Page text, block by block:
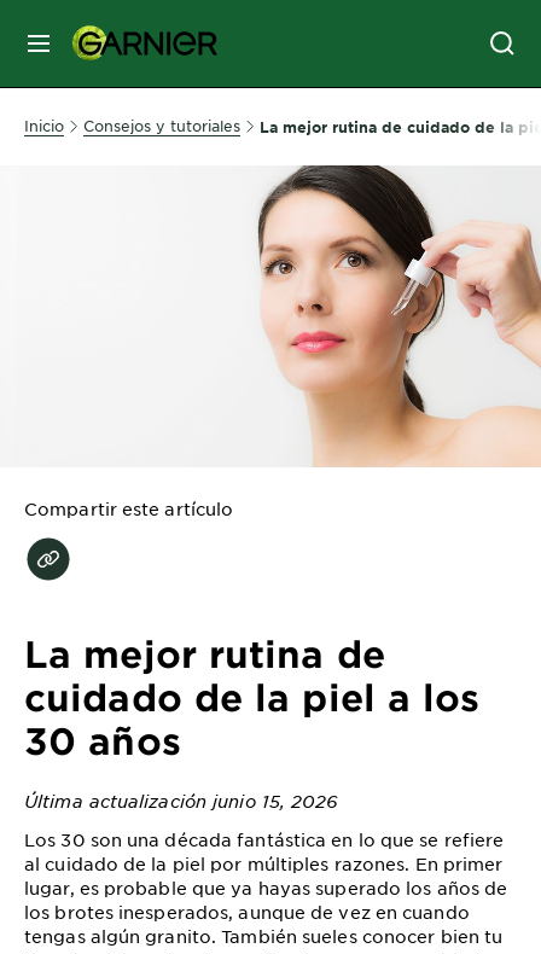
MENÚ
SKIN
TOOLS
EXPLORE
Garnier
Key
Ingredients
Beauty
Garnier
Offers
Cruelty
Inicio Consejos y tutoriales La mejor rutina de cuidado de la
Compartir este artículo
La mejor rutina de
cuidado de la piel a los
30 años
Última actualización junio 15, 2026
Los 30 son una década fantástica en lo que se refiere
al cuidado de la piel por múltiples razones. En primer
lugar, es probable que ya hayas superado los años de
los brotes inesperados, aunque de vez en cuando
tengas algún granito. También sueles conocer bien tu